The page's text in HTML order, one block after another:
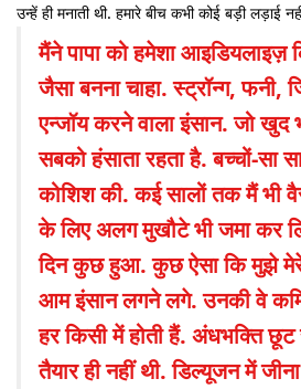
उन्हें ही मनाती थी. हमारे बीच कभी कोई बड़ी लड़ाई
मैंने पापा को हमेशा आइडियलाइज़
जैसा बनना चाहा. स्ट्रॉन्ग, फनी,
एन्जॉय करने वाला इंसान. जो खुद
सबको हंसाता रहता है. बच्चों-सा
कोशिश की. कई सालों तक मैं भी
के लिए अलग मुखौटे भी जमा कर
दिन कुछ हुआ. कुछ ऐसा कि मुझे मेरे
आम इंसान लगने लगे. उनकी वे
हर किसी में होती हैं. अंधभक्ति
तैयार ही नहीं थी. डिल्यूजन में